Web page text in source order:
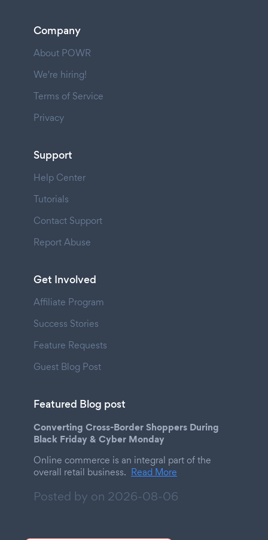
Company
About POWR
We're hiring!
Terms of Service
Privacy
Support
Help Center
Tutorials
Contact Support
Report Abuse
Get Involved
Affiliate Program
Success Stories
Feature Requests
Guest Blog Post
Featured Blog post
Converting Cross-Border Shoppers During
Black Friday & Cyber Monday
Online commerce is an integral part of the
overall retail business. Read More
Posted by on 2026-08-06